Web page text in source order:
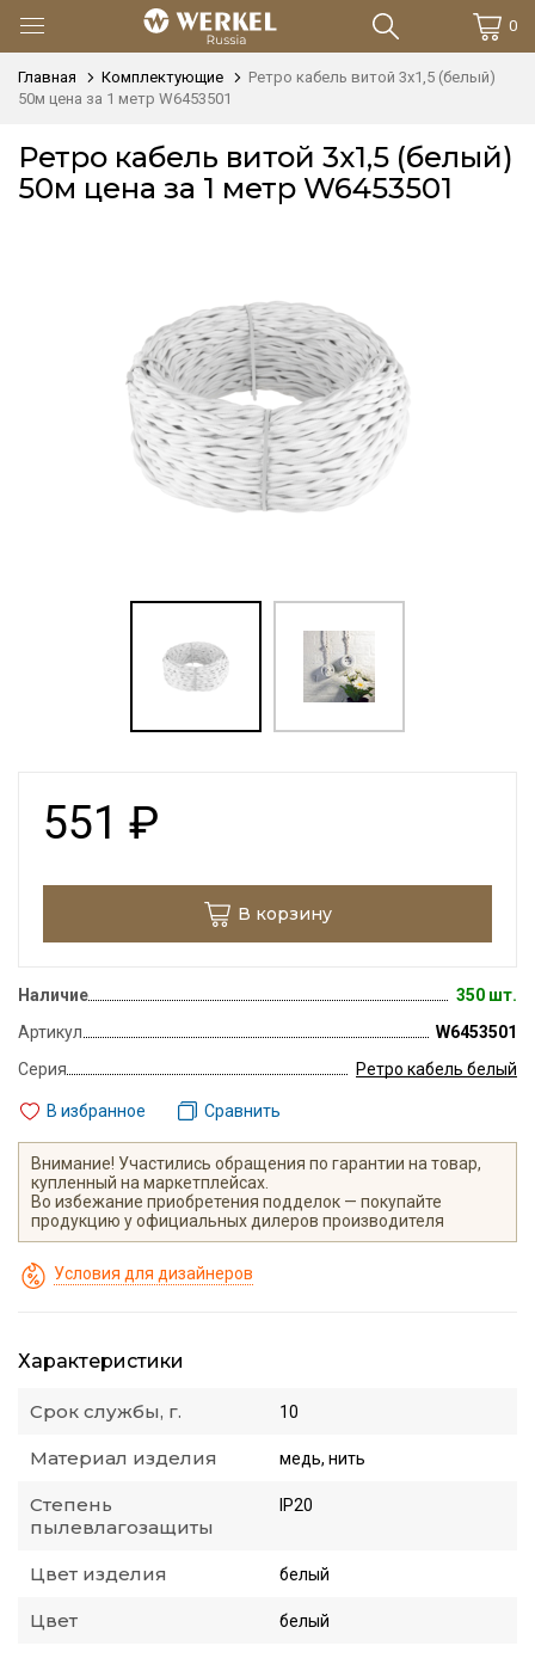
0
Главная Комплектующие
Ретро кабель витой 3х1,5 (белый)
50м цена за 1 метр W6453501
Ретро кабель витой 3х1,5 (белый)
50м цена за 1 метр W6453501
551 ₽
В корзину
Наличие
350 шт.
Артикул
W6453501
Серия
Ретро кабель белый
В избранное Сравнить
Внимание! Участились обращения по гарантии на товар,
купленный на маркетплейсах.
Во избежание приобретения подделок — покупайте
продукцию у официальных дилеров производителя
Условия для дизайнеров
Характеристики
Срок службы, г. 10
Материал изделия медь, нить
Степень
пылевлагозащиты
IP20
Цвет изделия белый
Цвет белый